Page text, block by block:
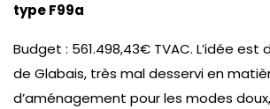
type F99a
Budget : 561.498,43€ TVAC. L’idée est
de Glabais, très mal desservi en
d’aménagement pour les modes